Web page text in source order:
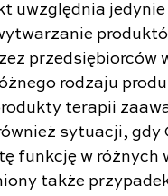
uwzględnia
przedsiębiorców
rodzaju
terapii
sytuacji, gdy
tę funkcję w
także